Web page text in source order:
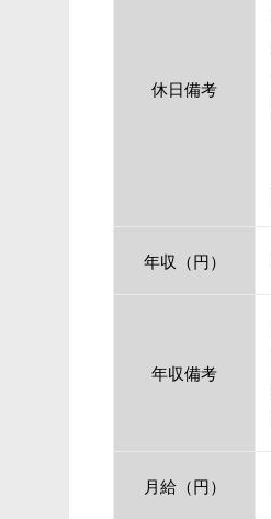
休日備考
年収（円）
年収備考
月給（円）